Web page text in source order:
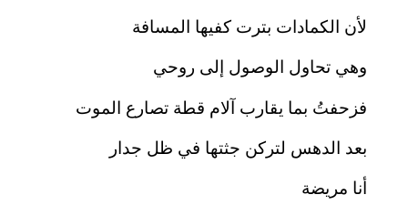
لأن الكمادات بترت كفيها المسافة
وهي تحاول الوصول إلى روحي
فزحفتُ بما يقارب آلام قطة تصارع الموت
بعد الدهس لتركن جثتها في ظل جدار
أنا مريضة